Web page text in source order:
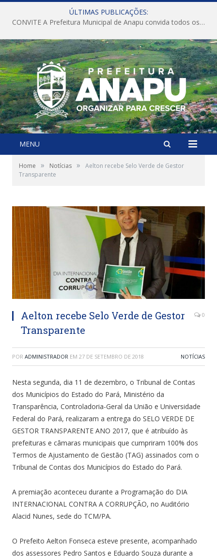
ÚLTIMAS PUBLICAÇÕES:
CONVITE A Prefeitura Municipal de Anapu convida todos os servidores públicos municipais para participarem da Audiência Pública de discussão da Lei de Diretrizes Orçamentárias (LDO), importante instrumento de planejamento das ações e investimentos da Administração Pública para o próximo exercício financeiro.
MENU
Home » Notícias »
Aelton recebe Selo Verde de Gestor
Transparente
Aelton recebe Selo Verde de Gestor
Transparente
0
POR ADMINISTRADOR EM 27 DE SETEMBRO DE 2018 NOTÍCIAS
Nesta segunda, dia 11 de dezembro, o Tribunal de Contas
dos Municípios do Estado do Pará, Ministério da
Transparência, Controladoria-Geral da União e Universidade
Federal do Pará, realizaram a entrega do SELO VERDE DE
GESTOR TRANSPARENTE ANO 2017, que é atribuído às
prefeituras e câmaras municipais que cumpriram 100% dos
Termos de Ajustamento de Gestão (TAG) assinados com o
Tribunal de Contas dos Municípios do Estado do Pará.
A premiação aconteceu durante a Programação do DIA
INTERNACIONAL CONTRA A CORRUPÇÃO, no Auditório
Alacid Nunes, sede do TCM/PA.
O Prefeito Aelton Fonseca esteve presente, acompanhado
dos assessores Pedro Santos e Eduardo Souza durante a